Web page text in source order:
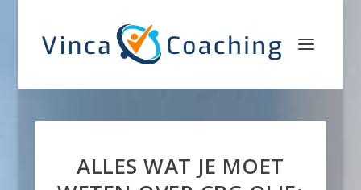
ALLES WAT JE MOET